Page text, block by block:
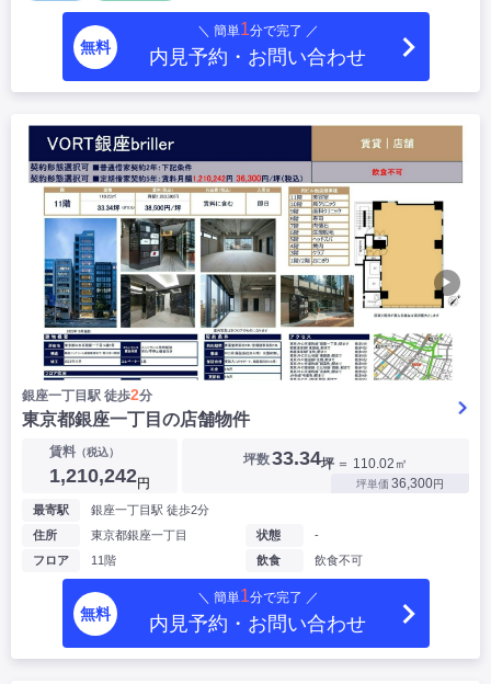
無料
＼ 簡単1分で完了 ／
内見予約・お問い合わせ
▶
銀座一丁目駅 徒歩2分
東京都銀座一丁目の店舗物件
賃料 （税込）
1,210,242円
坪数33.34坪 ＝ 110.02㎡
坪単価 36,300円
最寄駅
銀座一丁目駅 徒歩2分
住所
東京都銀座一丁目
フロア
11階
状態
-
飲食
飲食不可
無料
＼ 簡単1分で完了 ／
内見予約・お問い合わせ